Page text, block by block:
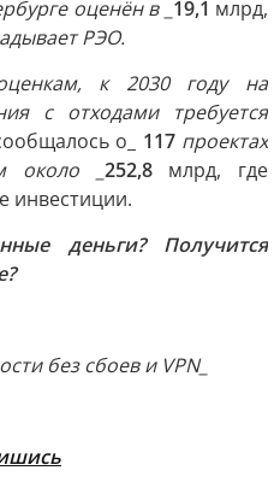
оценён в _ 19,1 млрд,
РЭО.
к 2030 году на
с отходами требуется
о_ 117проектах
_ 252,8млрд, где
инвестиции.
деньги? Получится
без сбоев и VPN_